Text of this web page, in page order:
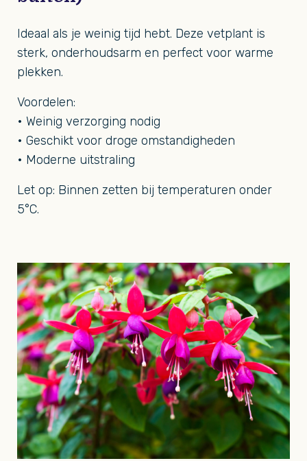
Ideaal als je weinig tijd hebt. Deze vetplant is
sterk, onderhoudsarm en perfect voor warme
plekken.
Voordelen:
• Weinig verzorging nodig
• Geschikt voor droge omstandigheden
• Moderne uitstraling
Let op: Binnen zetten bij temperaturen onder
5°C.